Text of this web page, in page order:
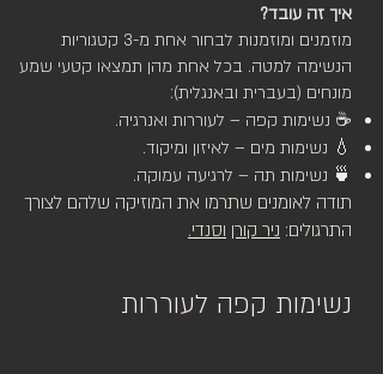
איך זה עובד?
מוזמנים ומוזמנות לבחור אחת מ-3 קטגוריות
הנשימה למטה. בכל אחת מהן תמצאו קטעי שמע
מונחים (בעברית ובאנגלית):
☕ נשימות קפה – לעוררות ואנרגיה.
💧 נשימות מים – לאיזון ומיקוד.
🍵 נשימות תה – לרגיעה עמוקה.
תודה לאומנים שתרמו את המוזיקה שלהם לצורך
התרגולים: ניר קורן וסנדי.
נשימות קפה לעוררות